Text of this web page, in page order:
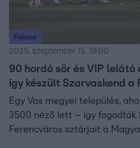
Fókusz
2025. szeptember 15. 19:00
90 hordó sör és VIP
így készült Szarvaskend a
Egy Vas megyei település,
3500 néző lett – így fogadták
Ferencváros sztárjait a